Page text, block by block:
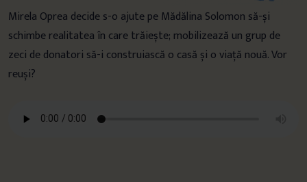
Mirela Oprea decide s-o ajute pe Mădălina Solomon să-și
schimbe realitatea în care trăiește; mobilizează un grup de
zeci de donatori să-i construiască o casă și o viață nouă. Vor
reuși?